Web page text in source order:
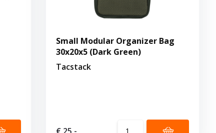
Small Modular Organizer Bag
30x20x5 (Dark Green)
Tacstack